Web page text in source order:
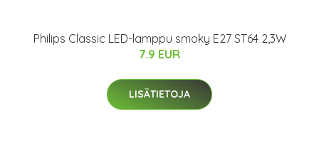
Philips Classic LED-lamppu smoky E27 ST64 2,3W
7.9 EUR
LISÄTIETOJA